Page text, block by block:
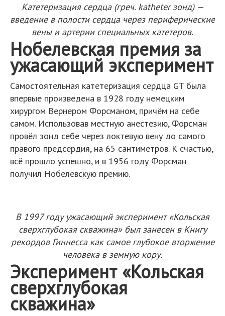
Катетеризация сердца (греч. katheter зонд) —
введение в полости сердца через периферические
вены и артерии специальных катетеров.
Нобелевская премия за
ужасающий эксперимент
Самостоятельная катетеризация сердца GT была
впервые произведена в 1928 году немецким
хирургом Вернером Форсманом, причём на себе
самом. Использовав местную анестезию, Форсман
провёл зонд себе через локтевую вену до самого
правого предсердия, на 65 сантиметров. К счастью,
всё прошло успешно, и в 1956 году Форсман
получил Нобелевскую премию.
В 1997 году ужасающий эксперимент «Кольская
сверхглубокая скважина» был занесен в Книгу
рекордов Гиннесса как самое глубокое вторжение
человека в земную кору.
Эксперимент «Кольская
сверхглубокая
скважина»